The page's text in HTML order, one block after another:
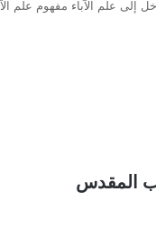
إلى علم الآباء مفهوم علم
المقدس